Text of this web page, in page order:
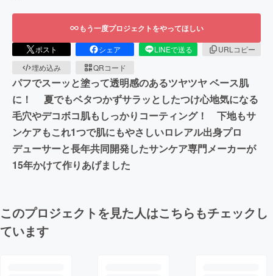
もう一度プロジェクトをやってほしい
ポスト シェア LINEで送る
URLコピー
埋め込み
QRコード
パフでスーッと塗って透明感のあるツヤツヤ ベース肌
に！ 夏でもベタつかずサラッとしたつけ心地気になる
毛穴やデコボコ肌もしっかりコーティング！ 下地もサ
ンケアもこれ1つで肌にもやさしいロレアル出身プロ
デューサーと長年共同開発したサンケア専門メーカーが
15年かけて作りあげました
このプロジェクトを見た人はこちらもチェックし
ています